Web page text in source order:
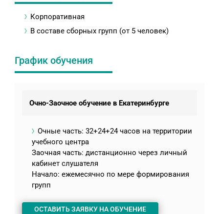
Корпоративная
В составе сборных групп (от 5 человек)
График обучения
Очно-Заочное обучение в Екатеринбурге
Очные часть: 32+24+24 часов на территории
учебного центра
Заочная часть: дистанционно через личный
кабинет слушателя
Начало: ежемесячно по мере формирования
групп
ОСТАВИТЬ ЗАЯВКУ НА ОБУЧЕНИЕ